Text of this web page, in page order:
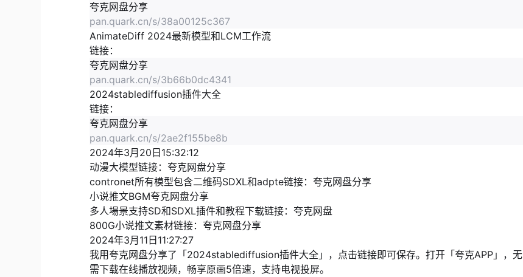
夸克网盘分享
pan.quark.cn/s/38a00125c367
AnimateDiff 2024最新模型和LCM工作流
链接：
夸克网盘分享
pan.quark.cn/s/3b66b0dc4341
2024stablediffusion插件大全
链接：
夸克网盘分享
pan.quark.cn/s/2ae2f155be8b
2024年3月20日15:32:12
动漫大模型链接：夸克网盘分享
contronet所有模型包含二维码SDXL和adpte链接：夸克网盘分享
小说推文BGM夸克网盘分享
多人場景支持SD和SDXL插件和教程下载链接：夸克网盘
800G小说推文素材链接：夸克网盘分享
2024年3月11日11:27:27
我用夸克网盘分享了「2024stablediffusion插件大全」，点击链接即可保存。打开「夸克APP」，无
需下载在线播放视频，畅享原画5倍速，支持电视投屏。